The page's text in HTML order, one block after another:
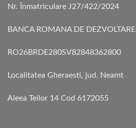
Nr. Înmatriculare J27/422/2024
BANCA ROMANA DE DEZVOLTARE
RO26BRDE280SV82848362800
Localitatea Gheraesti, jud. Neamt
Aleea Teilor 14 Cod 6172055